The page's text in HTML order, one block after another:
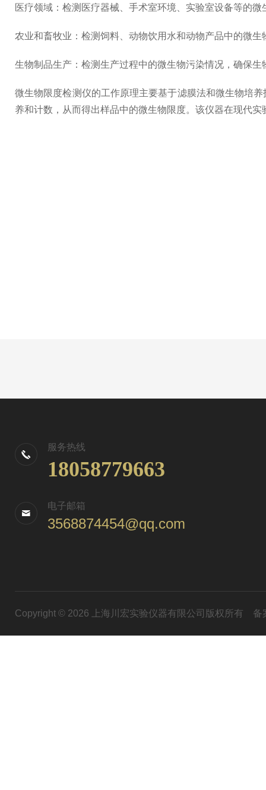
医疗领域：检测医疗器械、手术室环境、实验室设备等的
农业和畜牧业：检测饲料、动物饮用水和动物产品中的微
生物制品生产：检测生产过程中的微生物污染情况，确保
微生物限度检测仪的工作原理主要基于滤膜法和微生物培
养和计数，从而得出样品中的微生物限度。该仪器在现代
服务热线
18058779663
电子邮箱
3568874454@qq.com
Copyright © 2026 上海川宏实验仪器有限公司版权所有 备